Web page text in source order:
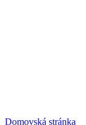
Domovská stránka